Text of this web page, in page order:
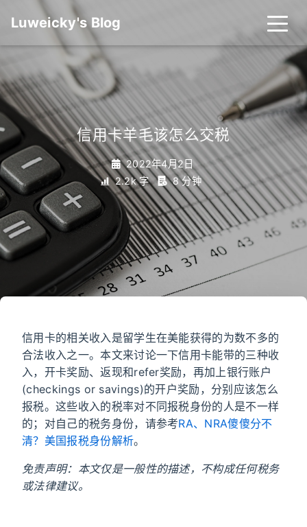
Luweicky's Blog
信用卡羊毛该怎么交税
2022年4月2日
2.2k 字
8 分钟
信用卡的相关收入是留学生在美能获得的为数不多的
合法收入之一。本文来讨论一下信用卡能带的三种收
入，开卡奖励、返现和refer奖励，再加上银行账户
(checkings or savings)的开户奖励，分别应该怎么
报税。这些收入的税率对不同报税身份的人是不一样
的；对自己的税务身份，请参考RA、NRA傻傻分不
清？美国报税身份解析。
免责声明：本文仅是一般性的描述，不构成任何税务
或法律建议。